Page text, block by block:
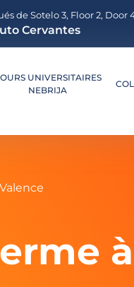
de Sotelo 3, Floor 2, Door
Cervantes
UNIVERSITAIRES
NEBRIJA